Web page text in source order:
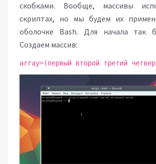
скобками. Вообще, массивы
скриптах, но мы будем их
оболочке Bash. Для начала так
Создаем массив:
array=(первый второй третий